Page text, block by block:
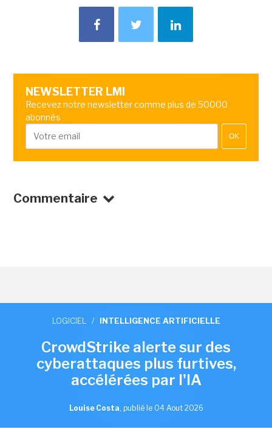
NEWSLETTER LMI
Recevez notre newsletter comme plus de 50000
abonnés
OK
Commentaire
LOGICIEL / INTELLIGENCE ARTIFICIELLE
CrowdStrike alerte sur des
cyberattaques plus furtives,
accélérées par l'IA
Louise Costa, publié le 04 Aout 2026